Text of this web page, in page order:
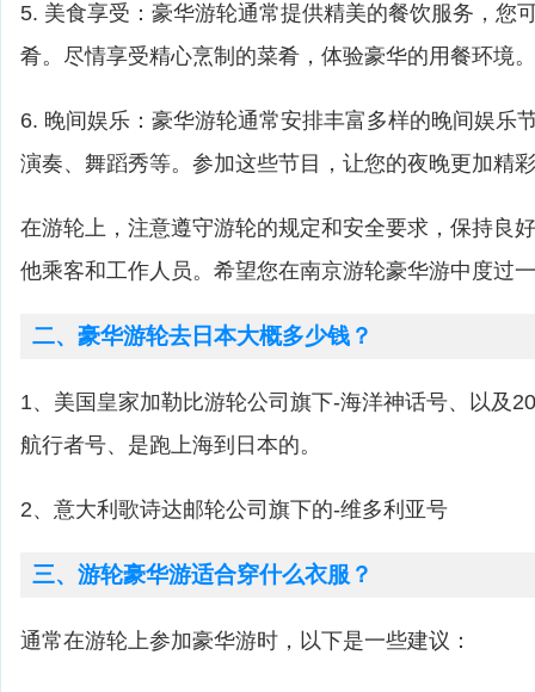
5. 美食享受：豪华游轮通常提供精美的餐饮服务，您
肴。尽情享受精心烹制的菜肴，体验豪华的用餐环境。
6. 晚间娱乐：豪华游轮通常安排丰富多样的晚间娱乐
演奏、舞蹈秀等。参加这些节目，让您的夜晚更加精
在游轮上，注意遵守游轮的规定和安全要求，保持良
他乘客和工作人员。希望您在南京游轮豪华游中度过
二、豪华游轮去日本大概多少钱？
1、美国皇家加勒比游轮公司旗下-海洋神话号、以及
航行者号、是跑上海到日本的。
2、意大利歌诗达邮轮公司旗下的-维多利亚号
三、游轮豪华游适合穿什么衣服？
通常在游轮上参加豪华游时，以下是一些建议：